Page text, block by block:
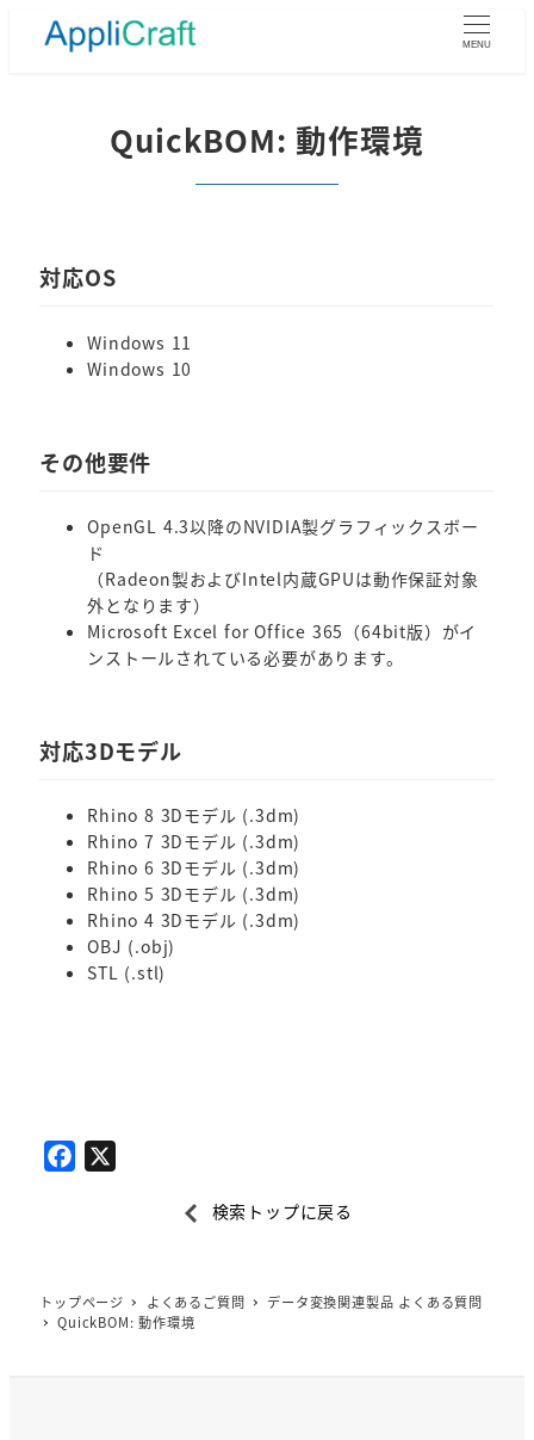
MENU
QuickBOM: 動作環境
対応OS
Windows 11
Windows 10
その他要件
OpenGL 4.3以降のNVIDIA製グラフィックスボー
ド
（Radeon製およびIntel内蔵GPUは動作保証対象
外となります）
Microsoft Excel for Office 365（64bit版）がイ
ンストールされている必要があります。
対応3Dモデル
Rhino 8 3Dモデル (.3dm)
Rhino 7 3Dモデル (.3dm)
Rhino 6 3Dモデル (.3dm)
Rhino 5 3Dモデル (.3dm)
Rhino 4 3Dモデル (.3dm)
OBJ (.obj)
STL (.stl)
o
検索トップに戻る
トップページ よくあるご質問
データ変換関連製品 よくある質問
QuickBOM: 動作環境